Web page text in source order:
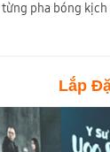
pha bóng
Lắp